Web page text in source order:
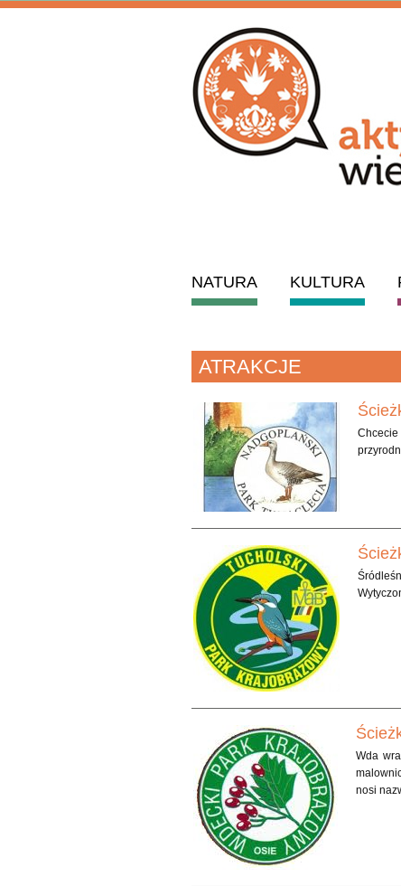
NATURA KULTURA
ATRAKCJE
Wda
nosi